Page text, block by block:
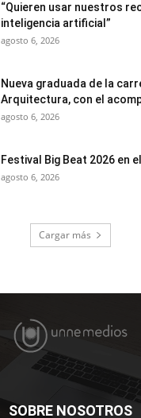
“Quieren usar nuestros
inteligencia artificial”
agosto 6, 2026
Nueva graduada de la
Arquitectura, con el
agosto 6, 2026
Festival Big Beat 2026 en el
agosto 6, 2026
Cargar más
SOBRE NOSOTROS